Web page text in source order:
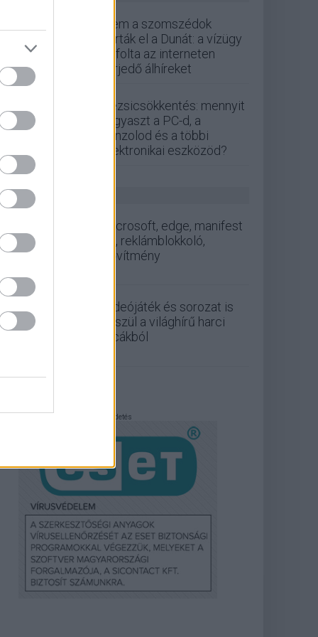
Nem a szomszédok
zárták el a Dunát: a vízügy
cáfolta az interneten
terjedő álhíreket
Rezsicsökkentés: mennyit
fogyaszt a PC-d, a
konzolod és a többi
elektronikai eszközöd?
GS HÍREK
microsoft, edge, manifest
v3, reklámblokkoló,
bővítmény
Videójáték és sorozat is
készül a világhírű harci
cicákból
Hirdetés